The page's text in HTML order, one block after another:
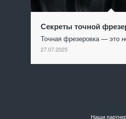
Секреты точной
Точная фрезеровка — это
27.07.2025
Наши